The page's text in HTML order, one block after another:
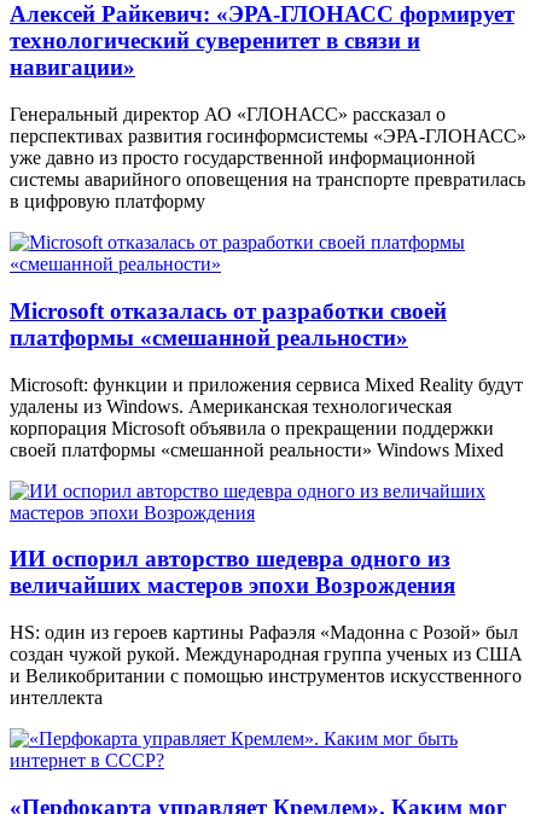
Алексей Райкевич: «ЭРА-ГЛОНАСС формирует
технологический суверенитет в связи и
навигации»
Генеральный директор АО «ГЛОНАСС» рассказал о
перспективах развития госинформсистемы «ЭРА-ГЛОНАСС»
уже давно из просто государственной информационной
системы аварийного оповещения на транспорте превратилась
в цифровую платформу
Microsoft отказалась от разработки своей
платформы «смешанной реальности»
Microsoft: функции и приложения сервиса Mixed Reality будут
удалены из Windows. Американская технологическая
корпорация Microsoft объявила о прекращении поддержки
своей платформы «смешанной реальности» Windows Mixed
ИИ оспорил авторство шедевра одного из
величайших мастеров эпохи Возрождения
HS: один из героев картины Рафаэля «Мадонна с Розой» был
создан чужой рукой. Международная группа ученых из США
и Великобритании с помощью инструментов искусственного
интеллекта
«Перфокарта управляет Кремлем». Каким мог